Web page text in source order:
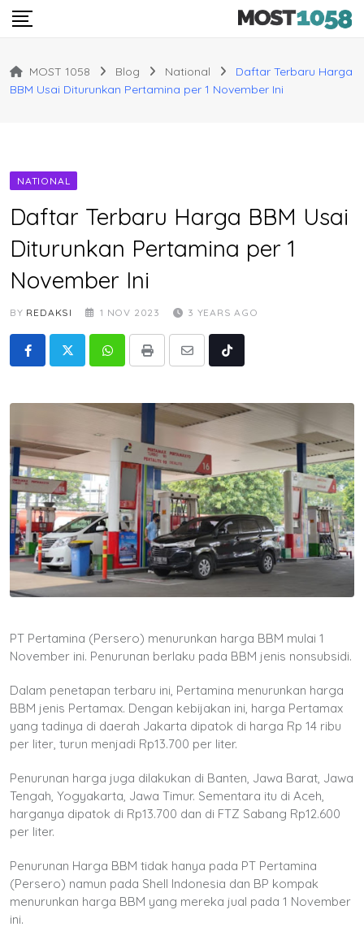
Skip
MOST 1058 Blog National
Daftar Terbaru Harga
BBM Usai Diturunkan Pertamina per 1 November Ini
NATIONAL
Daftar Terbaru Harga BBM Usai
Diturunkan Pertamina per 1
November Ini
BY REDAKSI 1 NOV 2023 3 YEARS AGO
WhatsappPrint
Share
Tiktok
PT Pertamina (Persero) menurunkan harga BBM mulai 1
November ini. Penurunan berlaku pada BBM jenis nonsubsidi.
Dalam penetapan terbaru ini, Pertamina menurunkan harga
BBM jenis Pertamax. Dengan kebijakan ini, harga Pertamax
yang tadinya di daerah Jakarta dipatok di harga Rp 14 ribu
per liter, turun menjadi Rp13.700 per liter.
Penurunan harga juga dilakukan di Banten, Jawa Barat, Jawa
Tengah, Yogyakarta, Jawa Timur. Sementara itu di Aceh,
harganya dipatok di Rp13.700 dan di FTZ Sabang Rp12.600
per liter.
Penurunan Harga BBM tidak hanya pada PT Pertamina
(Persero) namun pada Shell Indonesia dan BP kompak
menurunkan harga BBM yang mereka jual pada 1 November
ini.